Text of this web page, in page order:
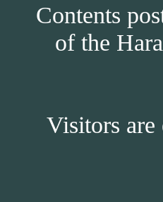
Contents
of the
Visitors are